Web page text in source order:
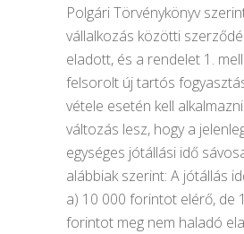
Polgári Törvénykönyv
vállalkozás közötti
eladott, és a rendelet 1.
felsorolt új tartós
vétele esetén kell
változás lesz, hogy a
egységes jótállási idő
alábbiak szerint: A jótállás
a) 10 000 forintot elérő, de
forintot meg nem haladó